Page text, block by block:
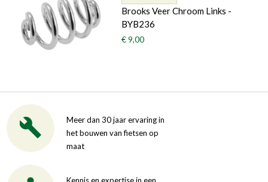
Brooks Veer Chroom Links -
BYB236
€ 9,00
Meer dan 30 jaar ervaring in
het bouwen van fietsen op
maat
Kennis en expertise in een